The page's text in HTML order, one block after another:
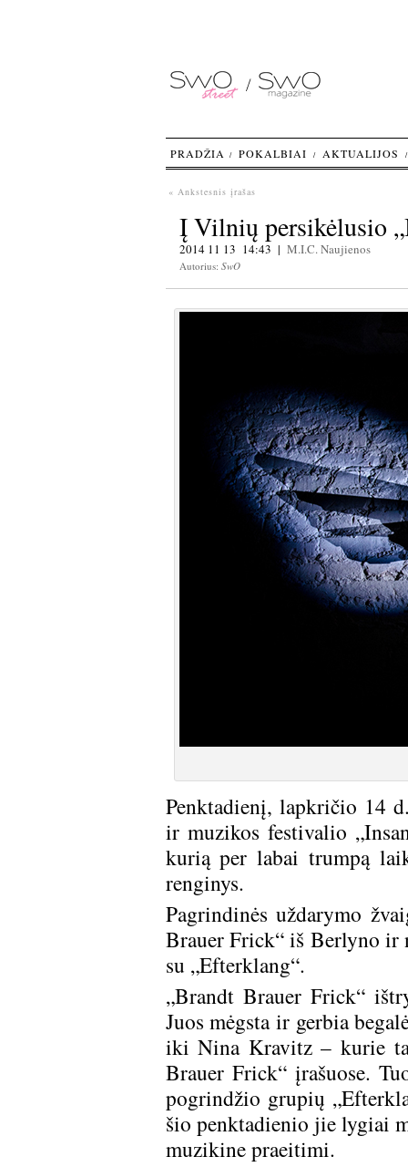
« Ankstesnis įrašas
Į Vilnių persikėlusio
2014 11 13 14:43 | M.I.C.Naujienos
Autorius: SwO
Penktadienį, lapkričio 14
ir muzikos festivalio
kurią per labai trumpą
renginys.
Pagrindinės uždarymo
Brauer Frick“ iš Berlyno ir
su „Efterklang“.
„Brandt Brauer Frick“
Juos mėgsta ir gerbia
iki Nina Kravitz – kurie
Brauer Frick“ įrašuose.
pogrindžio grupių
šio penktadienio jie lygiai
muzikine praeitimi.
PRADŽIA POKALBIAI AKTUALIJOS